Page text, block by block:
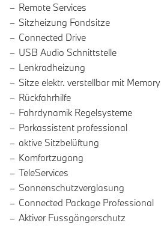
Remote Services
Sitzheizung Fondsitze
Connected Drive
USB Audio Schnittstelle
Lenkradheizung
Sitze elektr. verstellbar mit Memory
Rückfahrhilfe
Fahrdynamik Regelsysteme
Parkassistent professional
aktive Sitzbelüftung
Komfortzugang
TeleServices
Sonnenschutzverglasung
Connected Package Professional
Aktiver Fussgängerschutz